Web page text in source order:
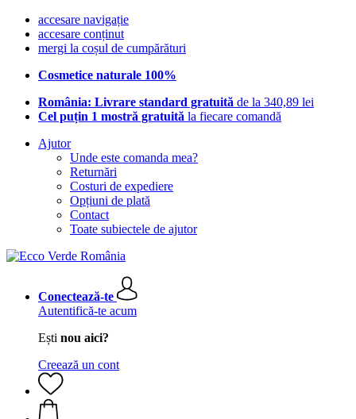
accesare navigație
accesare conținut
mergi la coșul de cumpărături
Cosmetice naturale 100%
România: Livrare standard gratuită de la 340,89 lei
Cel puțin 1 mostră gratuită la fiecare comandă
Ajutor
Unde este comanda mea?
Returnări
Costuri de expediere
Opțiuni de plată
Contact
Toate subiectele de ajutor
Conectează-te
Autentifică-te acum
Ești nou aici?
Creează un cont